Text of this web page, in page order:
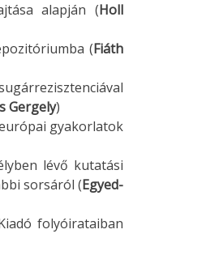
alapján (Holl
(Fiáth
Gergely)
gyakorlatok
lévő kutatási
sorsáról (Egyed-
folyóirataiban